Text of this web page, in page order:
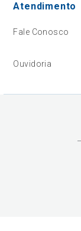
Atendimento
Fale Conosco
Ouvidoria